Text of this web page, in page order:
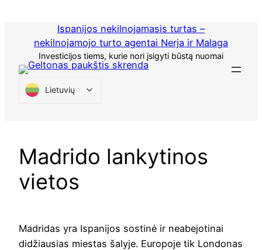
Ispanijos nekilnojamasis turtas –
nekilnojamojo turto agentai Nerja ir Malaga
Investicijos tiems, kurie nori įsigyti būstą nuomai
Lietuvių
Madrido lankytinos
vietos
Madridas yra Ispanijos sostinė ir neabejotinai
didžiausias miestas šalyje. Europoje tik Londonas